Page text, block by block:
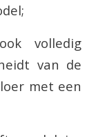
volledig
van de
met een